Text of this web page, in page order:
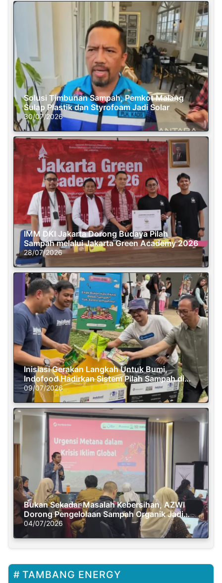
Solusi Timbunan Sampah, Pemkot Malang
Sulap Plastik dan Styrofoam Jadi Solar
30/07/2026
IMM DKI Jakarta Dorong Budaya Pilah
Sampah melalui Jakarta Green Academy 2026
28/07/2026
Inisiasi Gerakan Langkah Untuk Bumi,
Indofood Hadirkan Sistem Pilah Sampah di
Semasa Piknik
09/07/2026
Bukan Sekadar Masalah Kebersihan, AZWI
Dorong Pengelolaan Sampah Organik Jadi
Solusi Krisis Iklim
04/07/2026
TAMBANG ENERGY